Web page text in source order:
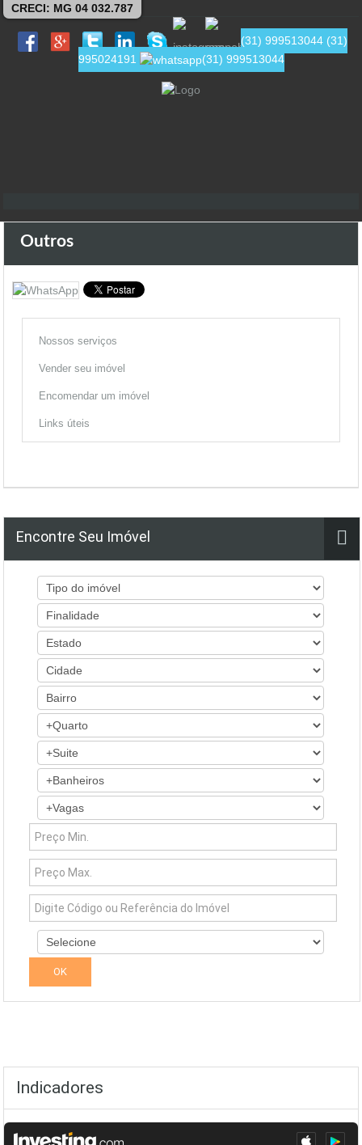
CRECI: MG 04 032.787
(31) 999513044 (31)
995024191
(31) 999513044
Outros
Nossos serviços
Vender seu imóvel
Encomendar um imóvel
Links úteis
Encontre Seu Imóvel
Indicadores